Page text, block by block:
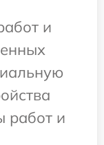
и
работ и